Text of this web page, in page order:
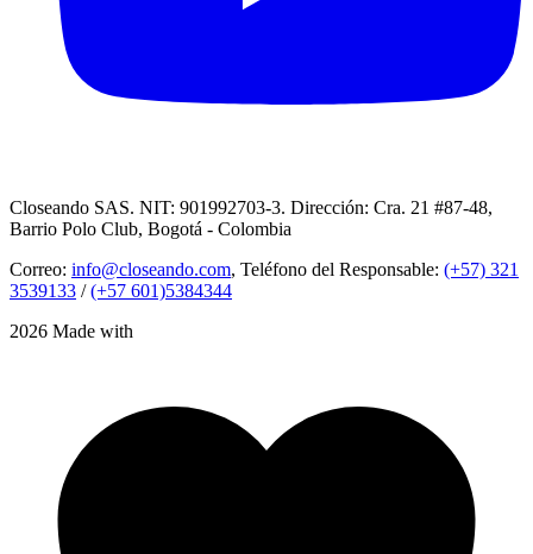
Closeando SAS. NIT: 901992703-3. Dirección: Cra. 21 #87-48,
Barrio Polo Club, Bogotá - Colombia
Correo: info@closeando.com, Teléfono del Responsable: (+57) 321
3539133 /(+57 601)5384344
2026 Made with